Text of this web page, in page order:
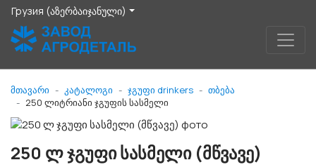
Грузия (აზერბაიჯანული)
მთავარი კატალოგი ჯგუფი drinkers
თბება
250 ლიტრიანი ჯგუფის სასმელი
250 ლ ჯგუფი სასმელი (მწვავე)